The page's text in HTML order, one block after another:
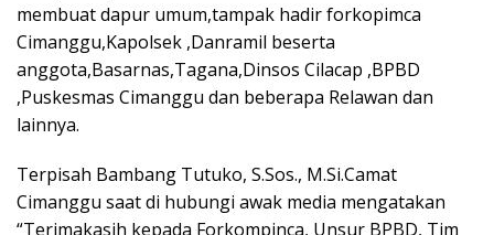
membuat dapur umum,tampak hadir forkopimca
Cimanggu,Kapolsek ,Danramil beserta
anggota,Basarnas,Tagana,Dinsos Cilacap ,BPBD
,Puskesmas Cimanggu dan beberapa Relawan dan
lainnya.
Terpisah Bambang Tutuko, S.Sos., M.Si.Camat
Cimanggu saat di hubungi awak media mengatakan
“Terimakasih kepada Forkompinca, Unsur BPBD, Tim